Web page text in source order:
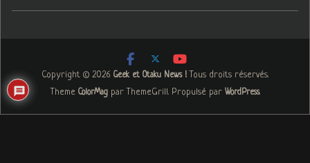
Copyright © 2026 Geek et Otaku News !. Tous droits réservés.
Theme ColorMagpar ThemeGrill. Propulsé par WordPress.